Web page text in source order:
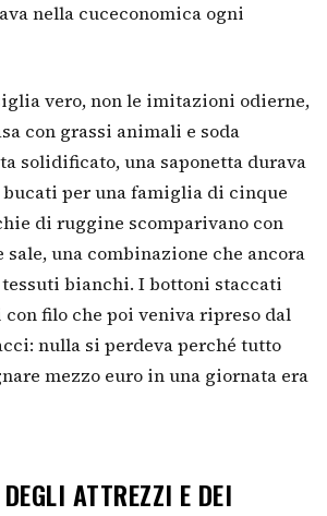
nella cuceconomica ogni
vero, non le imitazioni odierne,
con grassi animali e soda
solidificato, una saponetta durava
per una famiglia di cinque
di ruggine scomparivano con
sale, una combinazione che ancora
bianchi. I bottoni staccati
filo che poi veniva ripreso dal
nulla si perdeva perché tutto
mezzo euro in una giornata era
ATTREZZI E DEI